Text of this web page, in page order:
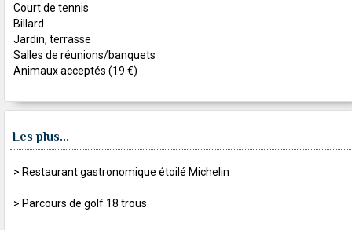
Court de tennis
Billard
Jardin, terrasse
Salles de réunions/banquets
Animaux acceptés (19 €)
Les plus...
> Restaurant gastronomique étoilé Michelin
> Parcours de golf 18 trous